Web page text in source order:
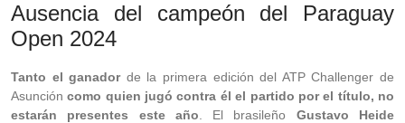
Ausencia del campeón del Paraguay
Open 2024
Tanto el ganadorde la primera edición del ATP Challenger de
Asuncióncomo quien jugó contra él el partido por el título, no
estarán presentes este año . El brasileño Gustavo Heide